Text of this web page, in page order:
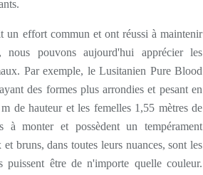
un effort commun et ont réussi à maintenir
pouvons aujourd'hui apprécier les
Par exemple, le Lusitanien Pure Blood
des formes plus arrondies et pesant en
de hauteur et les femelles 1,55 mètres de
à monter et possèdent un tempérament
bruns, dans toutes leurs nuances, sont les
être de n'importe quelle couleur.